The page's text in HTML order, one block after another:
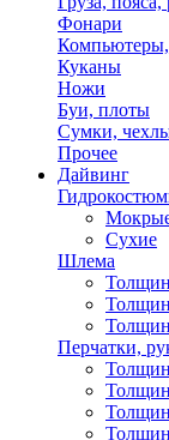
Фонари
Куканы
Ножи
Буи, плоты
Сумки,
Прочее
Дайвинг
Сухие
Шлема
Перчатки,